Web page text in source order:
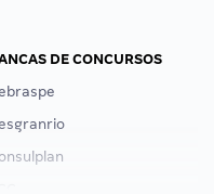
DE CONCURSOS